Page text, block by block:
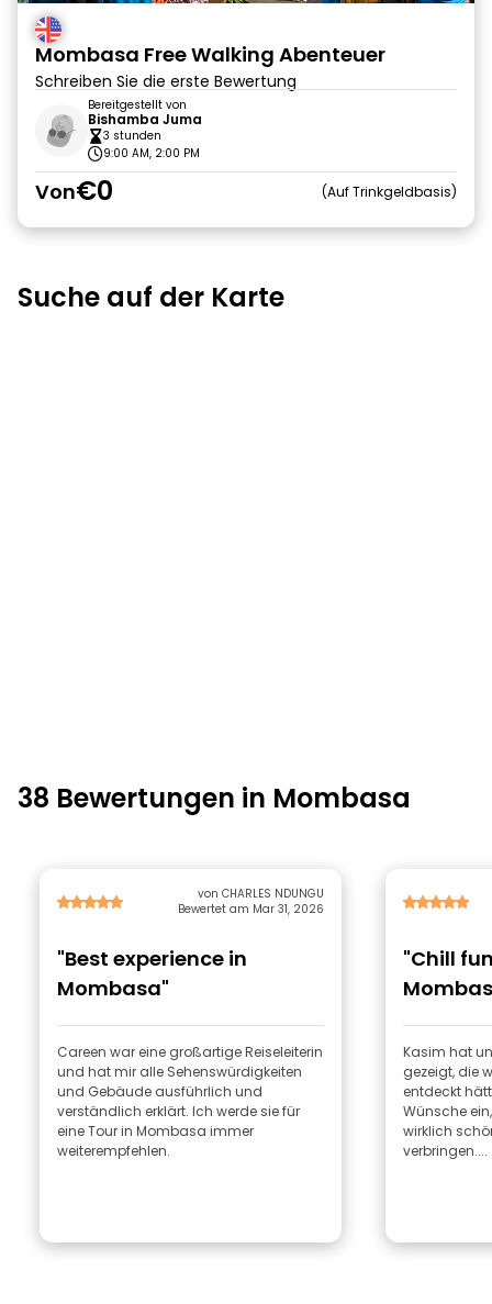
Mombasa Free Walking Abenteuer
Schreiben Sie die erste Bewertung
Bereitgestellt von
Bishamba Juma
3 stunden
9:00 AM, 2:00 PM
Von€0 Auf Trinkgeldbasis
Suche auf der Karte
38 Bewertungen in Mombasa
von CHARLES NDUNGU
Bewertet am Mar 31, 2026
"Best experience in
Mombasa"
Careen war eine großartige Reiseleiterin
und hat mir alle Sehenswürdigkeiten
und Gebäude ausführlich und
verständlich erklärt. Ich werde sie für
eine Tour in Mombasa immer
weiterempfehlen.
"Chill
Kasim hat
gezeigt, die
entdeckt
Wünsche
wirklich
verbringen....